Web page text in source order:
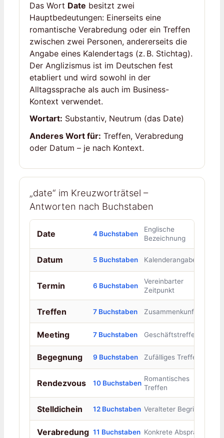
Das Wort Date besitzt zwei
Hauptbedeutungen: Einerseits eine
romantische Verabredung oder ein Treffen
zwischen zwei Personen, andererseits die
Angabe eines Kalendertags (z. B. Stichtag).
Der Anglizismus ist im Deutschen fest
etabliert und wird sowohl in der
Alltagssprache als auch im Business-
Kontext verwendet.
Wortart: Substantiv, Neutrum (das Date)
Anderes Wort für: Treffen, Verabredung
oder Datum – je nach Kontext.
„date“ im Kreuzworträtsel –
Antworten nach Buchstaben
Date 4 Buchstaben
Englische
Bezeichnung
Datum 5 Buchstaben Kalenderangabe
Termin 6 Buchstaben
Vereinbarter
Zeitpunkt
Treffen 7 Buchstaben Zusammenkunft
Meeting 7 Buchstaben Geschäftstreffen
Begegnung 9 Buchstaben Zufälliges Treffen
Rendezvous 10 Buchstaben
Romantisches
Treffen
Stelldichein 12 Buchstaben Veralteter Begriff
Verabredung 11 Buchstaben Konkrete Absprache